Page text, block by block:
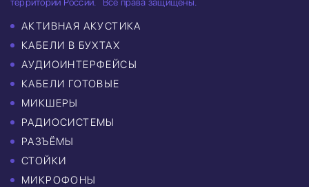
АКТИВНАЯ АКУСТИКА
КАБЕЛИ В БУХТАХ
АУДИОИНТЕРФЕЙСЫ
КАБЕЛИ ГОТОВЫЕ
МИКШЕРЫ
РАДИОСИСТЕМЫ
РАЗЪЁМЫ
СТОЙКИ
МИКРОФОНЫ